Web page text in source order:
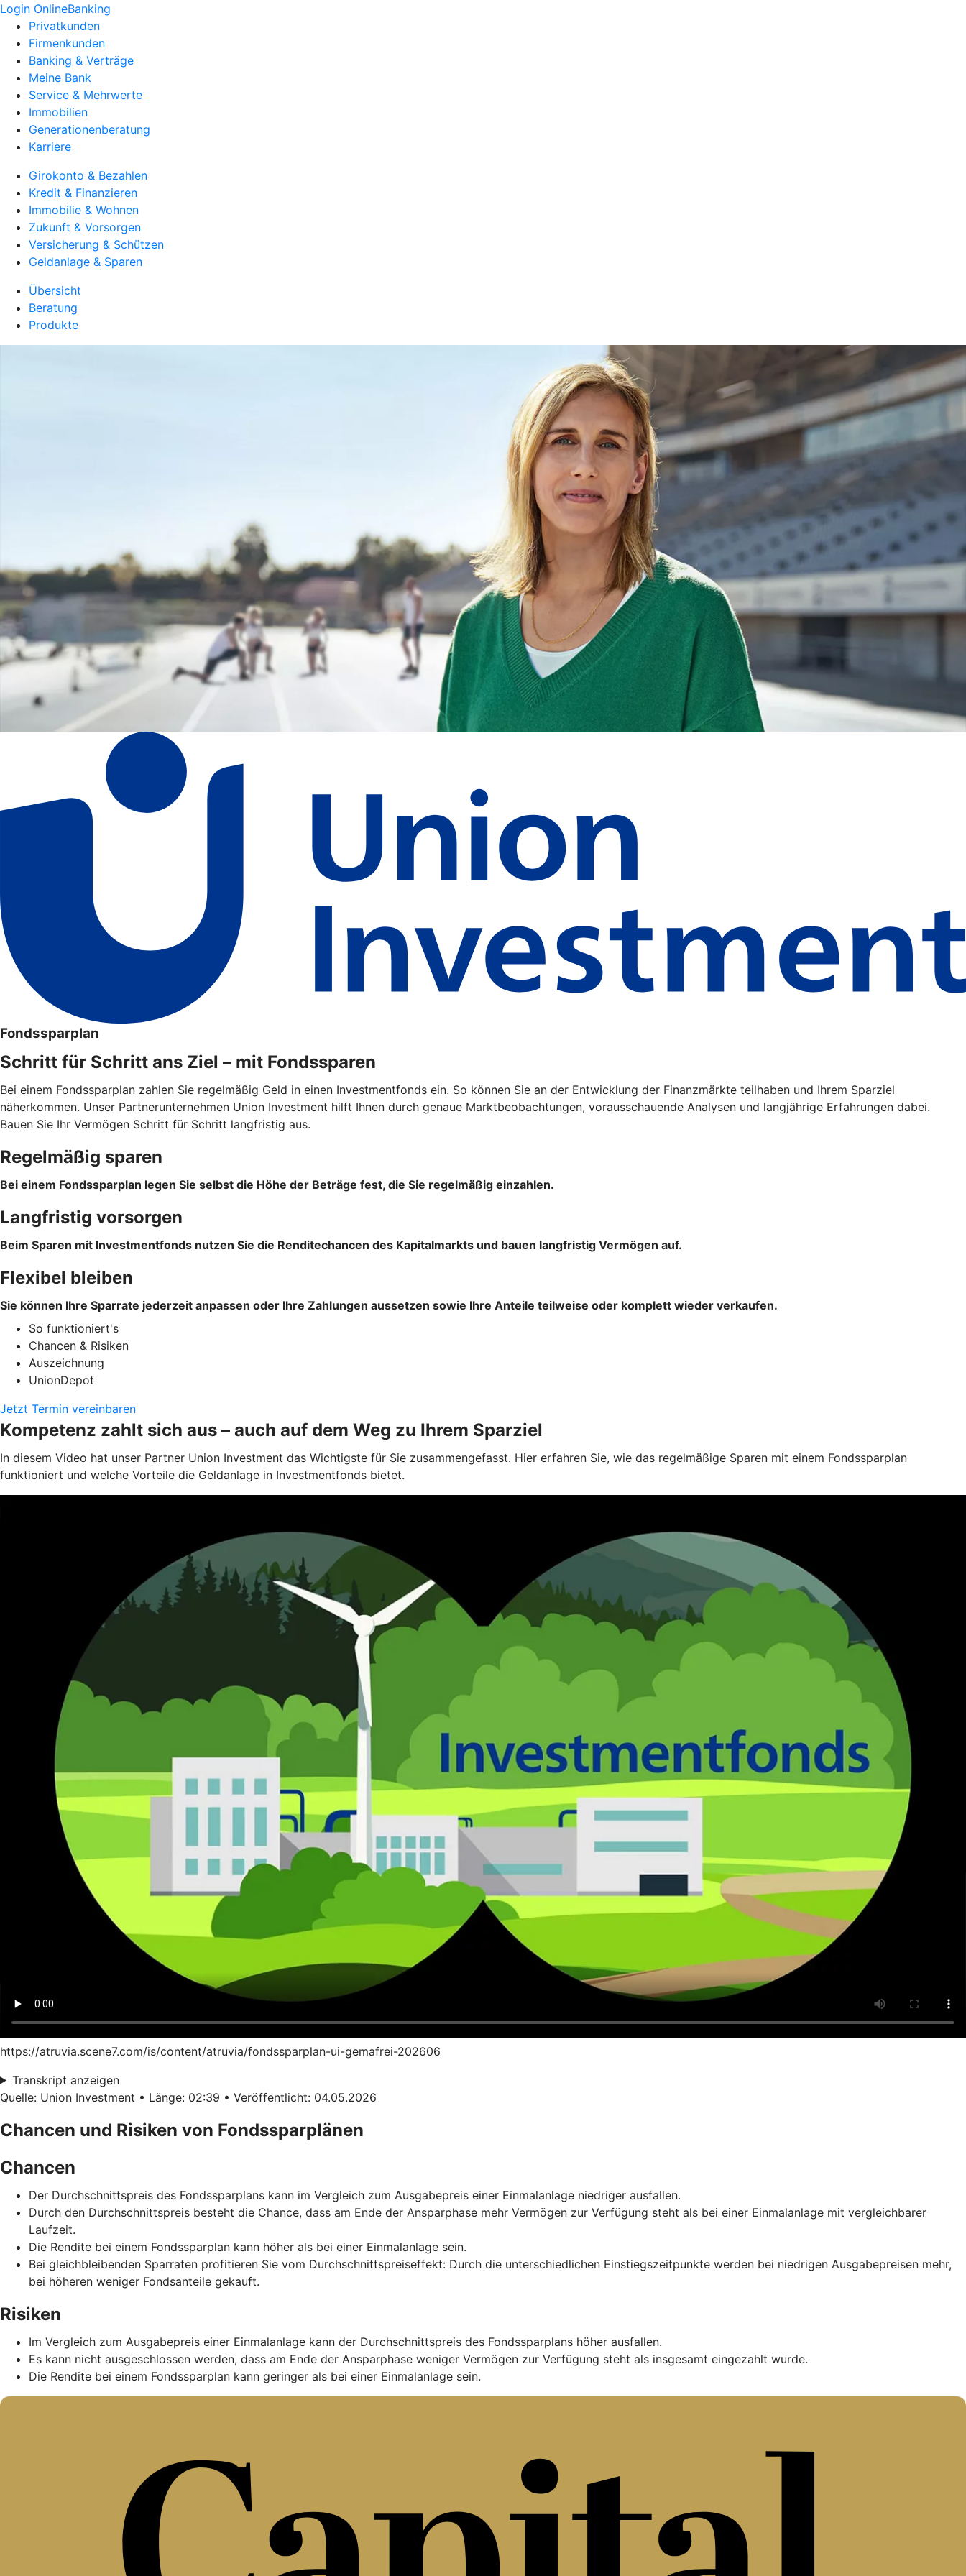
Login OnlineBanking
Privatkunden
Firmenkunden
Banking & Verträge
Meine Bank
Service & Mehrwerte
Immobilien
Generationenberatung
Karriere
Girokonto & Bezahlen
Kredit & Finanzieren
Immobilie & Wohnen
Zukunft & Vorsorgen
Versicherung & Schützen
Geldanlage & Sparen
Übersicht
Beratung
Produkte
Fondssparplan
Schritt für Schritt ans Ziel – mit Fondssparen
Bei einem Fondssparplan zahlen Sie regelmäßig Geld in einen Investmentfonds ein. So können Sie an der Entwicklung der Finanzmärkte teilhaben und Ihrem Sparziel
näherkommen. Unser Partnerunternehmen Union Investment hilft Ihnen durch genaue Marktbeobachtungen, vorausschauende Analysen und langjährige Erfahrungen dabei.
Bauen Sie Ihr Vermögen Schritt für Schritt langfristig aus.
Regelmäßig sparen
Bei einem Fondssparplan legen Sie selbst die Höhe der Beträge fest, die Sie regelmäßig einzahlen.
Langfristig vorsorgen
Beim Sparen mit Investmentfonds nutzen Sie die Renditechancen des Kapitalmarkts und bauen langfristig Vermögen auf.
Flexibel bleiben
Sie können Ihre Sparrate jederzeit anpassen oder Ihre Zahlungen aussetzen sowie Ihre Anteile teilweise oder komplett wieder verkaufen.
So funktioniert's
Chancen & Risiken
Auszeichnung
UnionDepot
Jetzt Termin vereinbaren
Kompetenz zahlt sich aus – auch auf dem Weg zu Ihrem Sparziel
In diesem Video hat unser Partner Union Investment das Wichtigste für Sie zusammengefasst. Hier erfahren Sie, wie das regelmäßige Sparen mit einem Fondssparplan
funktioniert und welche Vorteile die Geldanlage in Investmentfonds bietet.
https://atruvia.scene7.com/is/content/atruvia/fondssparplan-ui-gemafrei-202606
Transkript anzeigen
Quelle: Union Investment • Länge: 02:39 • Veröffentlicht: 04.05.2026
Chancen und Risiken von Fondssparplänen
Chancen
Der Durchschnittspreis des Fondssparplans kann im Vergleich zum Ausgabepreis einer Einmalanlage niedriger ausfallen.
Durch den Durchschnittspreis besteht die Chance, dass am Ende der Ansparphase mehr Vermögen zur Verfügung steht als bei einer Einmalanlage mit vergleichbarer
Laufzeit.
Die Rendite bei einem Fondssparplan kann höher als bei einer Einmalanlage sein.
Bei gleichbleibenden Sparraten profitieren Sie vom Durchschnittspreiseffekt: Durch die unterschiedlichen Einstiegszeitpunkte werden bei niedrigen Ausgabepreisen mehr,
bei höheren weniger Fondsanteile gekauft.
Risiken
Im Vergleich zum Ausgabepreis einer Einmalanlage kann der Durchschnittspreis des Fondssparplans höher ausfallen.
Es kann nicht ausgeschlossen werden, dass am Ende der Ansparphase weniger Vermögen zur Verfügung steht als insgesamt eingezahlt wurde.
Die Rendite bei einem Fondssparplan kann geringer als bei einer Einmalanlage sein.